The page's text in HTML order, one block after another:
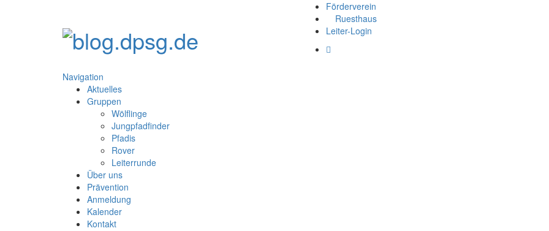
Förderverein
Ruesthaus
Leiter-Login
Navigation
Aktuelles
Gruppen
Wölflinge
Jungpfadfinder
Pfadis
Rover
Leiterrunde
Über uns
Prävention
Anmeldung
Kalender
Kontakt